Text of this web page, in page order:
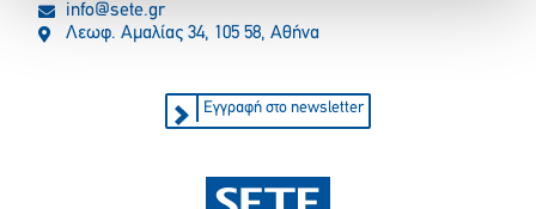
info@sete.gr
Λεωφ. Αμαλίας 34, 105 58, Αθήνα
Εγγραφή στο newsletter